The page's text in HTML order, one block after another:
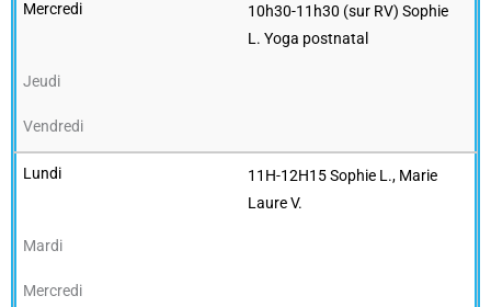
10h30-11h30 (sur RV) Sophie
L. Yoga postnatal
11H-12H15 Sophie L., Marie
Laure V.